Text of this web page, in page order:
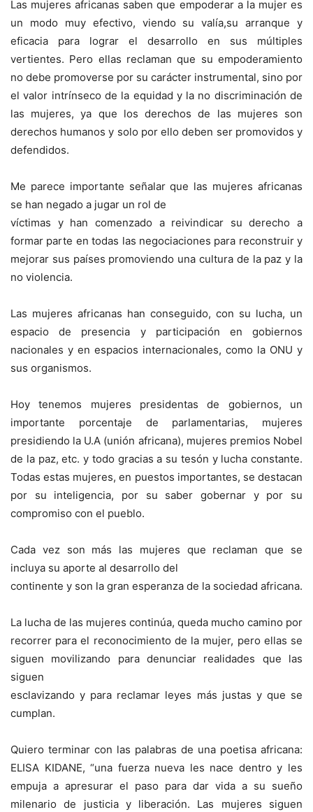
Las mujeres africanas saben que empoderar a la mujer es
un modo muy efectivo, viendo su valía,su arranque y
eficacia para lograr el desarrollo en sus múltiples
vertientes. Pero ellas reclaman que su empoderamiento
no debe promoverse por su carácter instrumental, sino por
el valor intrínseco de la equidad y la no discriminación de
las mujeres, ya que los derechos de las mujeres son
derechos humanos y solo por ello deben ser promovidos y
defendidos.
Me parece importante señalar que las mujeres africanas
se han negado a jugar un rol de
víctimas y han comenzado a reivindicar su derecho a
formar parte en todas las negociaciones para reconstruir y
mejorar sus países promoviendo una cultura de la paz y la
no violencia.
Las mujeres africanas han conseguido, con su lucha, un
espacio de presencia y participación en gobiernos
nacionales y en espacios internacionales, como la ONU y
sus organismos.
Hoy tenemos mujeres presidentas de gobiernos, un
importante porcentaje de parlamentarias, mujeres
presidiendo la U.A (unión africana), mujeres premios Nobel
de la paz, etc. y todo gracias a su tesón y lucha constante.
Todas estas mujeres, en puestos importantes, se destacan
por su inteligencia, por su saber gobernar y por su
compromiso con el pueblo.
Cada vez son más las mujeres que reclaman que se
incluya su aporte al desarrollo del
continente y son la gran esperanza de la sociedad africana.
La lucha de las mujeres continúa, queda mucho camino por
recorrer para el reconocimiento de la mujer, pero ellas se
siguen movilizando para denunciar realidades que las
siguen
esclavizando y para reclamar leyes más justas y que se
cumplan.
Quiero terminar con las palabras de una poetisa africana:
ELISA KIDANE, “una fuerza nueva les nace dentro y les
empuja a apresurar el paso para dar vida a su sueño
milenario de justicia y liberación. Las mujeres siguen